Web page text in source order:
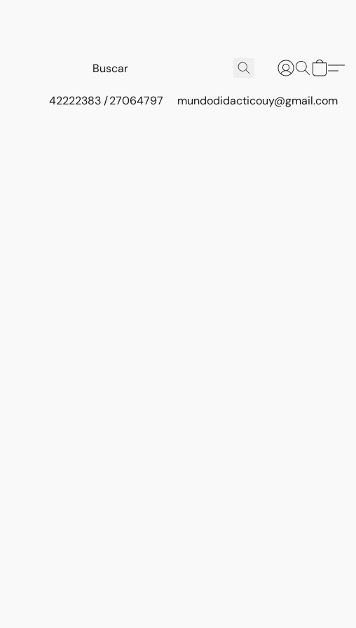
42222383 / 27064797 mundodidacticouy@gmail.com